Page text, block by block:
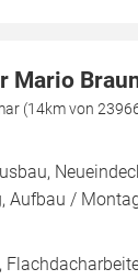
Mario
(14km von
Aufbau /